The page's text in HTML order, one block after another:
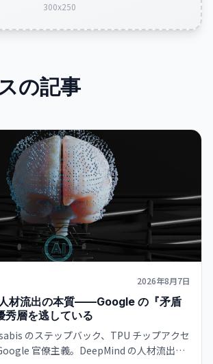
300x250
の記事
2026年8月7日
材流出の本質——Google の『矛盾
秀層を逃している
のステップバック、TPU チップアクセ
官僚主義。DeepMind の人材流出は